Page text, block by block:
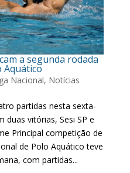
a segunda rodada
Aquático
Nacional, Notícias
partidas nesta sexta-
duas vitórias, Sesi SP e
Principal competição de
de Polo Aquático teve
com partidas...